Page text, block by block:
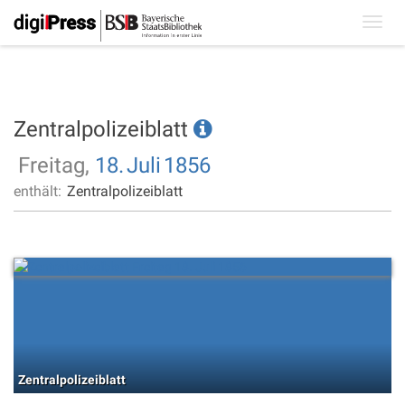
Zentralpolizeiblatt
Freitag, 18.Juli 1856
enthält: Zentralpolizeiblatt
Zentralpolizeiblatt